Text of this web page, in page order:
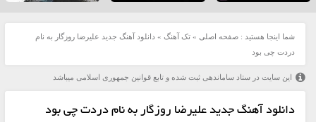
شما اینجا هستید : صفحه اصلی » تک آهنگ » دانلود آهنگ جدید علیرضا روزگار به نام
دردت چی بود
این سایت در ستاد ساماندهی ثبت شده و تابع قوانین جمهوری اسلامی میباشد
دانلود آهنگ جدید علیرضا روزگار به نام دردت چی بود